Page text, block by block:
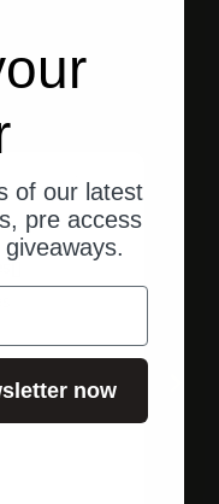
vor 11 Monaten
of our latest
pre access
now